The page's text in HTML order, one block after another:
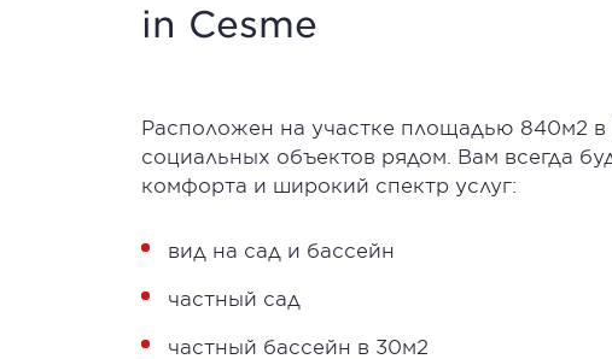
in Cesme
Расположен на участке площадью 840м2
социальных объектов рядом. Вам всегда
комфорта и широкий спектр услуг:
вид на сад и бассейн
частный сад
частный бассейн в 30м2